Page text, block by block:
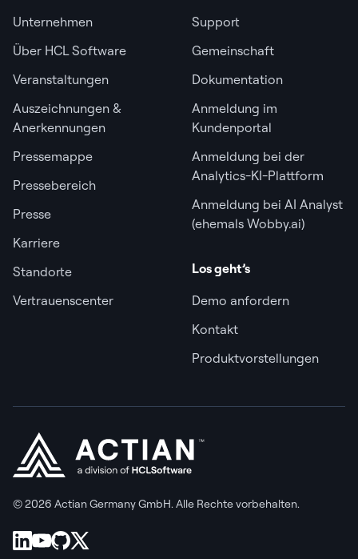
Unternehmen
Über HCL Software
Veranstaltungen
Auszeichnungen &
Anerkennungen
Pressemappe
Pressebereich
Presse
Karriere
Standorte
Vertrauenscenter
Support
Gemeinschaft
Dokumentation
Anmeldung im
Kundenportal
Anmeldung bei der
Analytics-KI-Plattform
Anmeldung bei AI Analyst
(ehemals Wobby.ai)
Los geht’s
Demo anfordern
Kontakt
Produktvorstellungen
© 2026 Actian Germany GmbH. Alle Rechte vorbehalten.